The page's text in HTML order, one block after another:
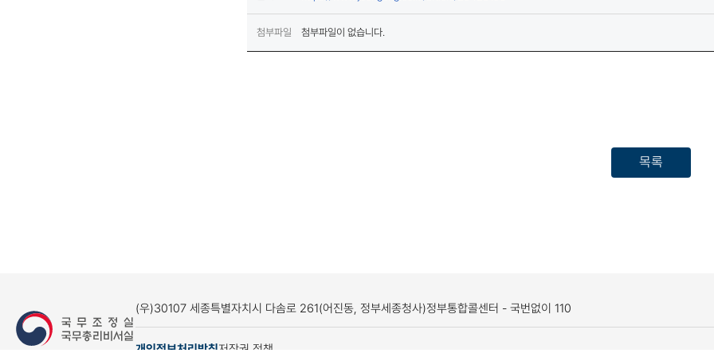
첨부파일 첨부파일이 없습니다.
목록
(우)30107 세종특별자치시 다솜로 261(어진동, 정부세종청사)정부통합콜센터 - 국번없이 110
개인정보처리방침저작권 정책